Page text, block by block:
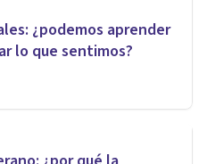
¿podemos aprender
lo que sentimos?